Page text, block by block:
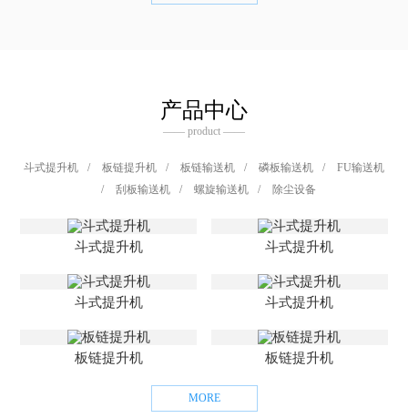
产品中心
—— product ——
斗式提升机 / 板链提升机 / 板链输送机 / 磷板输送机 /
FU输送机
/
刮板输送机 / 螺旋输送机 / 除尘设备
斗式提升机 斗式提升机
斗式提升机 斗式提升机
板链提升机 板链提升机
MORE